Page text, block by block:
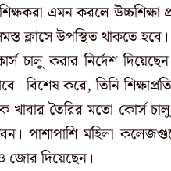
এমন করলে উচ্চশিক্ষা
ক্লাসে উপস্থিত থাকতে
চালু করার নির্দেশ
বিশেষ করে, তিনি
খাবার তৈরির মতো কোর্স
পাশাপাশি মহিলা
দিয়েছেন।